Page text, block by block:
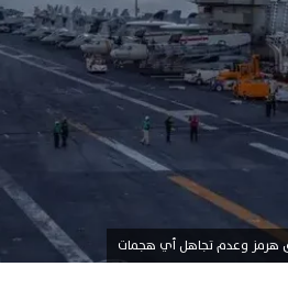
هرمز وعدم تجاهل أي هجمات